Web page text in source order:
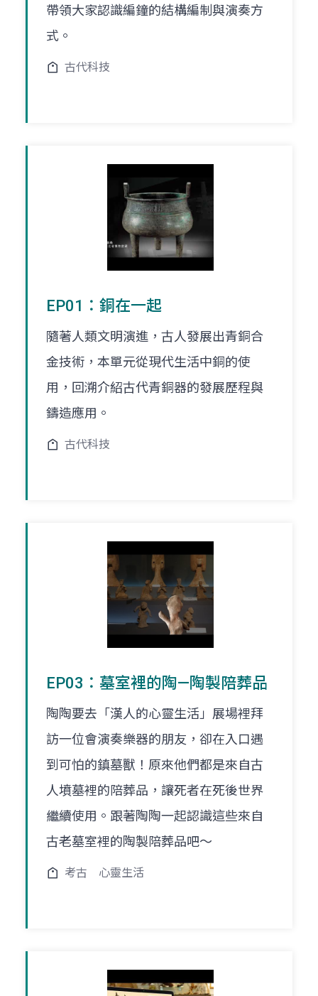
帶領大家認識編鐘的結構編制與演奏方
式。
古代科技
EP01：銅在一起
隨著人類文明演進，古人發展出青銅合
金技術，本單元從現代生活中銅的使
用，回溯介紹古代青銅器的發展歷程與
鑄造應用。
古代科技
EP03：墓室裡的陶—陶製陪葬品
陶陶要去「漢人的心靈生活」展場裡拜
訪一位會演奏樂器的朋友，卻在入口遇
到可怕的鎮墓獸！原來他們都是來自古
人墳墓裡的陪葬品，讓死者在死後世界
繼續使用。跟著陶陶一起認識這些來自
古老墓室裡的陶製陪葬品吧～
考古 心靈生活